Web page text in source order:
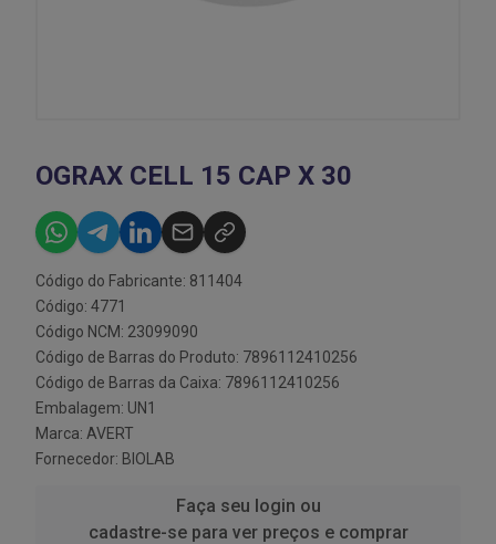
OGRAX CELL 15 CAP X 30
Código do Fabricante: 811404
Código: 4771
Código NCM: 23099090
Código de Barras do Produto: 7896112410256
Código de Barras da Caixa: 7896112410256
Embalagem: UN1
Marca: AVERT
Fornecedor: BIOLAB
Faça seu login ou
cadastre-se para ver preços e comprar